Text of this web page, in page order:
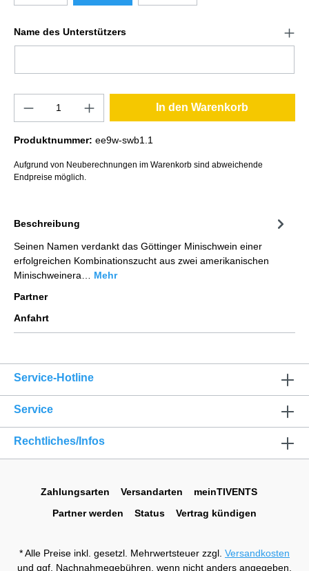
Name des Unterstützers
In den Warenkorb
Produktnummer: ee9w-swb1.1
Aufgrund von Neuberechnungen im Warenkorb sind abweichende
Endpreise möglich.
Beschreibung
Seinen Namen verdankt das Göttinger Minischwein einer
erfolgreichen Kombinationszucht aus zwei amerikanischen
Minischweinera… Mehr
Partner
Anfahrt
Service-Hotline
Service
Rechtliches/Infos
Zahlungsarten Versandarten
meinTIVENTS
Partner werden
Status Vertrag kündigen
* Alle Preise inkl. gesetzl. Mehrwertsteuer zzgl. Versandkosten
und ggf. Nachnahmegebühren, wenn nicht anders angegeben.